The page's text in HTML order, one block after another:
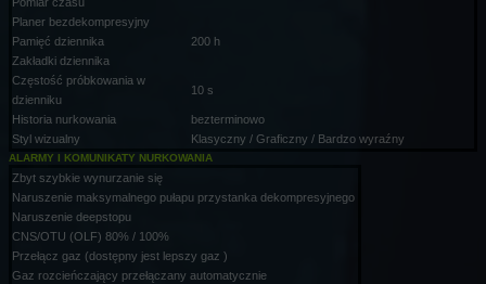
Planer bezdekompresyjny
Pamięć dziennika
200 h
Zakładki dziennika
Częstość próbkowania w
dzienniku
10 s
Historia nurkowania
bezterminowo
Styl wizualny
Klasyczny / Graficzny / Bardzo wyraźny
ALARMY I KOMUNIKATY NURKOWANIA
Zbyt szybkie wynurzanie się
Naruszenie maksymalnego pułapu przystanka dekompresyjnego
Naruszenie deepstopu
CNS/OTU (OLF) 80% / 100%
Przełącz gaz (dostępny jest lepszy gaz )
Gaz rozcieńczający przełączany automatycznie